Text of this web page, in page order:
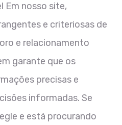
Em nosso site,
e criteriosas de
e relacionamento
garante que os
precisas e
informadas. Se
e está procurando